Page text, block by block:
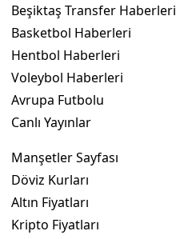
Beşiktaş Transfer Haberleri
Basketbol Haberleri
Hentbol Haberleri
Voleybol Haberleri
Avrupa Futbolu
Canlı Yayınlar
Manşetler Sayfası
Döviz Kurları
Altın Fiyatları
Kripto Fiyatları